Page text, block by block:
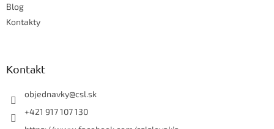
Blog
Kontakty
Kontakt
objednavky@csl.sk
+421 917 107 130